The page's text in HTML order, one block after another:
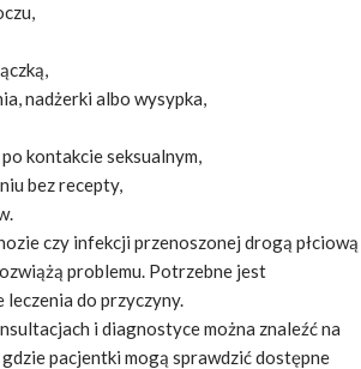
nadżerki albo wysypka,
kontakcie seksualnym,
bez recepty,
czy infekcji przenoszonej drogą płciową
problemu. Potrzebne jest
do przyczyny.
i diagnostyce można znaleźć na
gdzie pacjentki mogą sprawdzić dostępne